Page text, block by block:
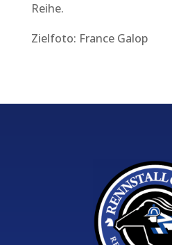
Reihe.
Zielfoto: France Galop